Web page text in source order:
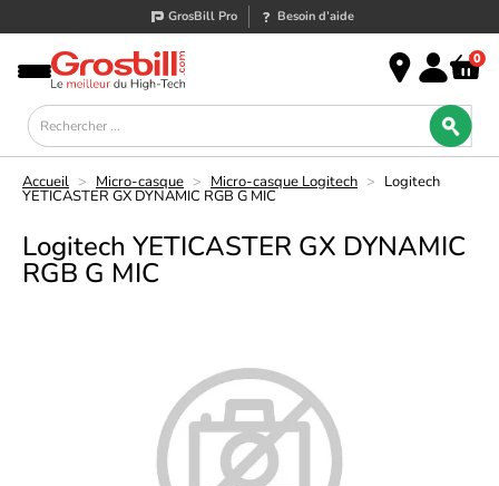
GrosBill Pro Besoin d’aide
0
Accueil > Micro-casque > Micro-casque Logitech > Logitech
YETICASTER GX DYNAMIC RGB G MIC
Logitech YETICASTER GX DYNAMIC
RGB G MIC